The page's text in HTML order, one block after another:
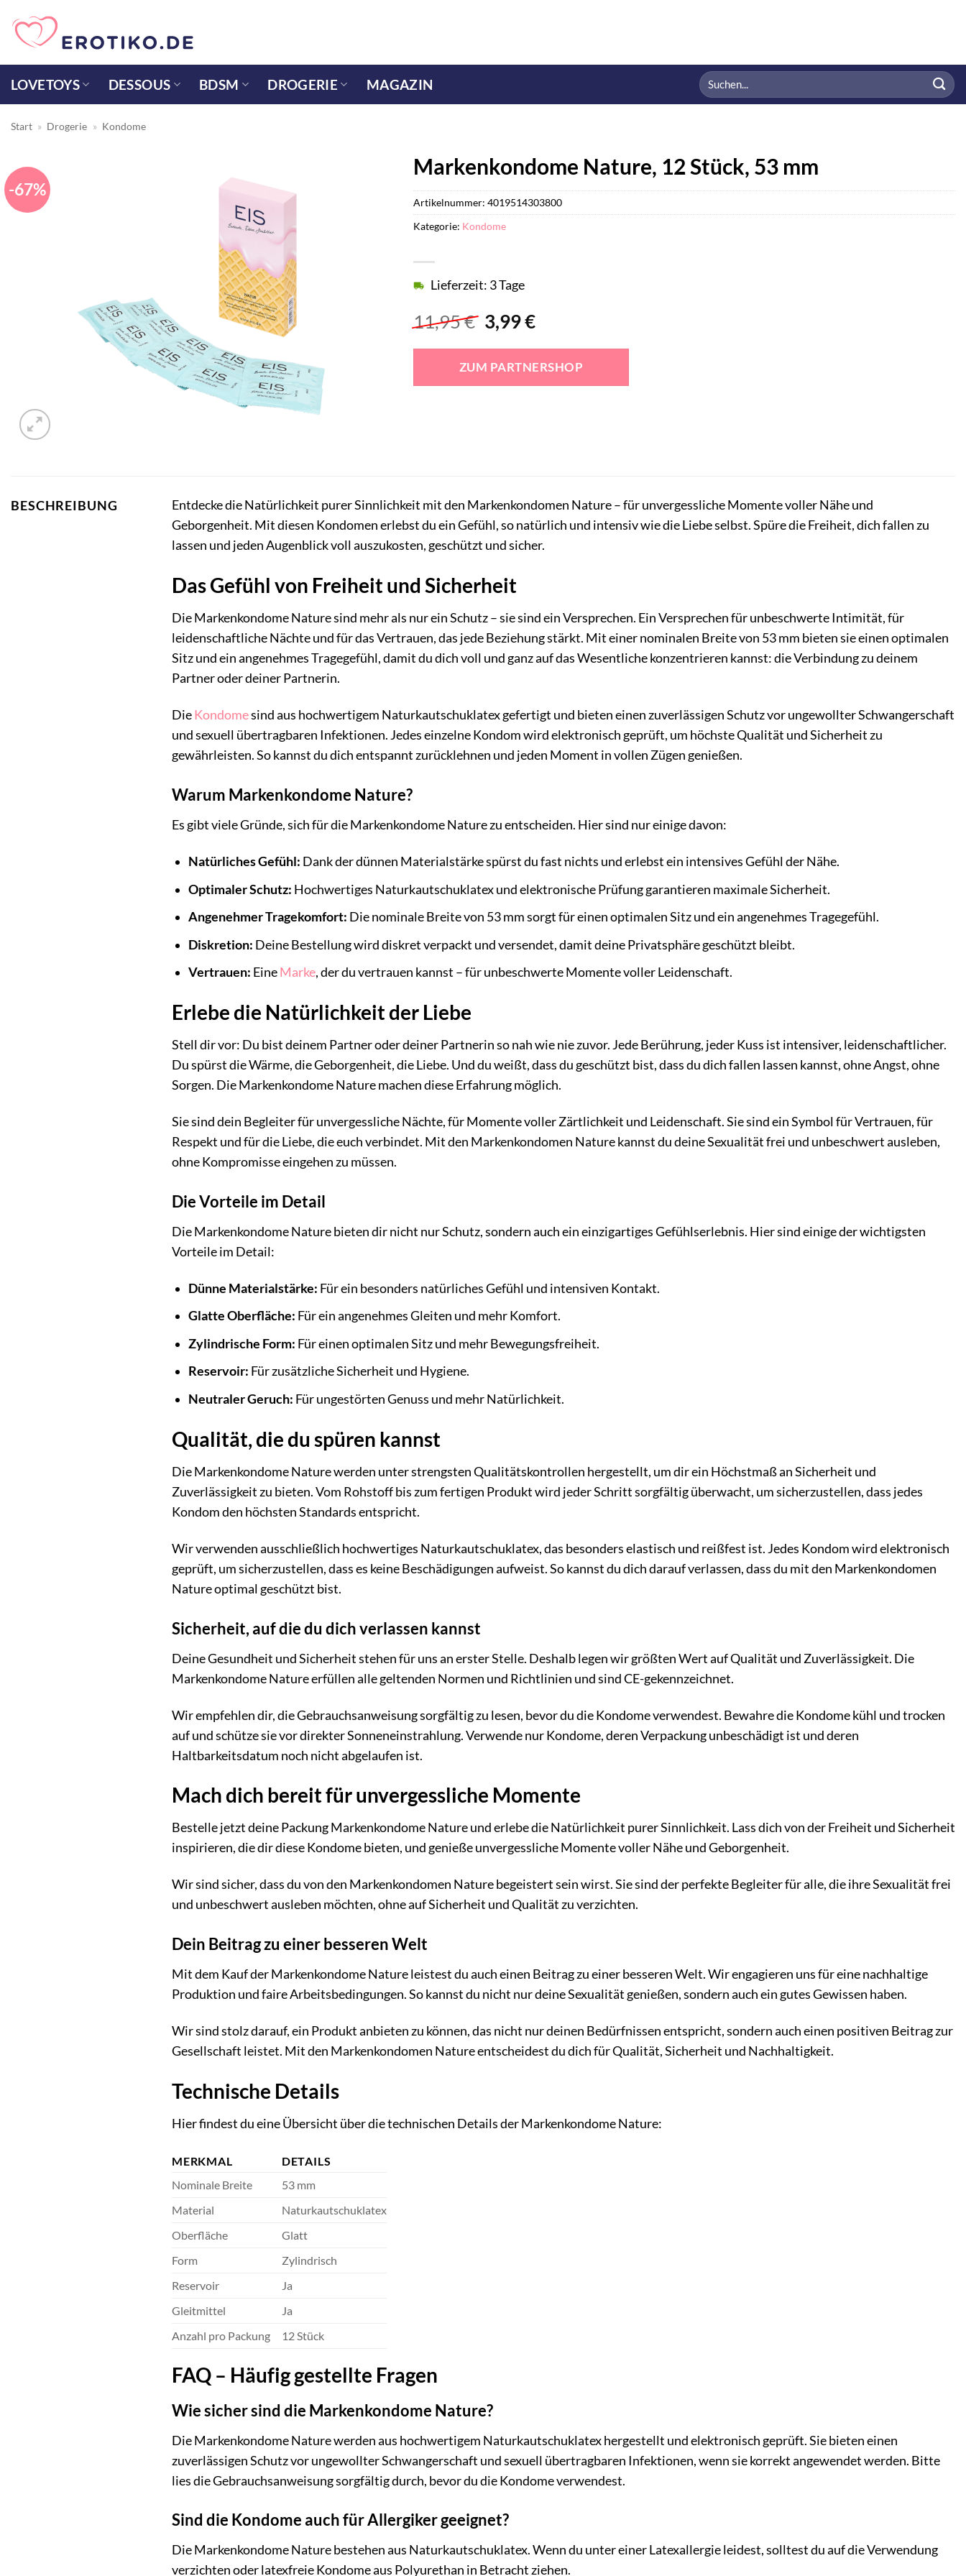
Inhalt
springen
LOVETOYS DESSOUS BDSM DROGERIE MAGAZIN
Suchen
nach:
Start » Drogerie » Kondome
-67%
Markenkondome Nature, 12 Stück, 53 mm
11,95€ Ursprünglicher
Preis
war:
11,95 €
3,99€Aktueller
ist:
3,99 €.
Lieferzeit: 3 Tage
ZUM PARTNERSHOP
Artikelnummer: 4019514303800
Kategorie: Kondome
BESCHREIBUNG
Entdecke die Natürlichkeit purer Sinnlichkeit mit den Markenkondomen Nature – für unvergessliche Momente voller Nähe und
Geborgenheit. Mit diesen Kondomen erlebst du ein Gefühl, so natürlich und intensiv wie die Liebe selbst. Spüre die Freiheit, dich fallen zu
lassen und jeden Augenblick voll auszukosten, geschützt und sicher.
Das Gefühl von Freiheit und Sicherheit
Die Markenkondome Nature sind mehr als nur ein Schutz – sie sind ein Versprechen. Ein Versprechen für unbeschwerte Intimität, für
leidenschaftliche Nächte und für das Vertrauen, das jede Beziehung stärkt. Mit einer nominalen Breite von 53 mm bieten sie einen optimalen
Sitz und ein angenehmes Tragegefühl, damit du dich voll und ganz auf das Wesentliche konzentrieren kannst: die Verbindung zu deinem
Partner oder deiner Partnerin.
DieKondomesind aus hochwertigem Naturkautschuklatex gefertigt und bieten einen zuverlässigen Schutz vor ungewollter Schwangerschaft
und sexuell übertragbaren Infektionen. Jedes einzelne Kondom wird elektronisch geprüft, um höchste Qualität und Sicherheit zu
gewährleisten. So kannst du dich entspannt zurücklehnen und jeden Moment in vollen Zügen genießen.
Warum Markenkondome Nature?
Es gibt viele Gründe, sich für die Markenkondome Nature zu entscheiden. Hier sind nur einige davon:
Natürliches Gefühl: Dank der dünnen Materialstärke spürst du fast nichts und erlebst ein intensives Gefühl der Nähe.
Optimaler Schutz: Hochwertiges Naturkautschuklatex und elektronische Prüfung garantieren maximale Sicherheit.
Angenehmer Tragekomfort: Die nominale Breite von 53 mm sorgt für einen optimalen Sitz und ein angenehmes Tragegefühl.
Diskretion: Deine Bestellung wird diskret verpackt und versendet, damit deine Privatsphäre geschützt bleibt.
Vertrauen: EineMarke, der du vertrauen kannst – für unbeschwerte Momente voller Leidenschaft.
Erlebe die Natürlichkeit der Liebe
Stell dir vor: Du bist deinem Partner oder deiner Partnerin so nah wie nie zuvor. Jede Berührung, jeder Kuss ist intensiver, leidenschaftlicher.
Du spürst die Wärme, die Geborgenheit, die Liebe. Und du weißt, dass du geschützt bist, dass du dich fallen lassen kannst, ohne Angst, ohne
Sorgen. Die Markenkondome Nature machen diese Erfahrung möglich.
Sie sind dein Begleiter für unvergessliche Nächte, für Momente voller Zärtlichkeit und Leidenschaft. Sie sind ein Symbol für Vertrauen, für
Respekt und für die Liebe, die euch verbindet. Mit den Markenkondomen Nature kannst du deine Sexualität frei und unbeschwert ausleben,
ohne Kompromisse eingehen zu müssen.
Die Vorteile im Detail
Die Markenkondome Nature bieten dir nicht nur Schutz, sondern auch ein einzigartiges Gefühlserlebnis. Hier sind einige der wichtigsten
Vorteile im Detail:
Dünne Materialstärke: Für ein besonders natürliches Gefühl und intensiven Kontakt.
Glatte Oberfläche: Für ein angenehmes Gleiten und mehr Komfort.
Zylindrische Form: Für einen optimalen Sitz und mehr Bewegungsfreiheit.
Reservoir: Für zusätzliche Sicherheit und Hygiene.
Neutraler Geruch: Für ungestörten Genuss und mehr Natürlichkeit.
Qualität, die du spüren kannst
Die Markenkondome Nature werden unter strengsten Qualitätskontrollen hergestellt, um dir ein Höchstmaß an Sicherheit und
Zuverlässigkeit zu bieten. Vom Rohstoff bis zum fertigen Produkt wird jeder Schritt sorgfältig überwacht, um sicherzustellen, dass jedes
Kondom den höchsten Standards entspricht.
Wir verwenden ausschließlich hochwertiges Naturkautschuklatex, das besonders elastisch und reißfest ist. Jedes Kondom wird elektronisch
geprüft, um sicherzustellen, dass es keine Beschädigungen aufweist. So kannst du dich darauf verlassen, dass du mit den Markenkondomen
Nature optimal geschützt bist.
Sicherheit, auf die du dich verlassen kannst
Deine Gesundheit und Sicherheit stehen für uns an erster Stelle. Deshalb legen wir größten Wert auf Qualität und Zuverlässigkeit. Die
Markenkondome Nature erfüllen alle geltenden Normen und Richtlinien und sind CE-gekennzeichnet.
Wir empfehlen dir, die Gebrauchsanweisung sorgfältig zu lesen, bevor du die Kondome verwendest. Bewahre die Kondome kühl und trocken
auf und schütze sie vor direkter Sonneneinstrahlung. Verwende nur Kondome, deren Verpackung unbeschädigt ist und deren
Haltbarkeitsdatum noch nicht abgelaufen ist.
Mach dich bereit für unvergessliche Momente
Bestelle jetzt deine Packung Markenkondome Nature und erlebe die Natürlichkeit purer Sinnlichkeit. Lass dich von der Freiheit und Sicherheit
inspirieren, die dir diese Kondome bieten, und genieße unvergessliche Momente voller Nähe und Geborgenheit.
Wir sind sicher, dass du von den Markenkondomen Nature begeistert sein wirst. Sie sind der perfekte Begleiter für alle, die ihre Sexualität frei
und unbeschwert ausleben möchten, ohne auf Sicherheit und Qualität zu verzichten.
Dein Beitrag zu einer besseren Welt
Mit dem Kauf der Markenkondome Nature leistest du auch einen Beitrag zu einer besseren Welt. Wir engagieren uns für eine nachhaltige
Produktion und faire Arbeitsbedingungen. So kannst du nicht nur deine Sexualität genießen, sondern auch ein gutes Gewissen haben.
Wir sind stolz darauf, ein Produkt anbieten zu können, das nicht nur deinen Bedürfnissen entspricht, sondern auch einen positiven Beitrag zur
Gesellschaft leistet. Mit den Markenkondomen Nature entscheidest du dich für Qualität, Sicherheit und Nachhaltigkeit.
Technische Details
Hier findest du eine Übersicht über die technischen Details der Markenkondome Nature:
MERKMAL
DETAILS
Nominale Breite
53 mm
Material
Naturkautschuklatex
Oberfläche
Glatt
Form
Zylindrisch
Reservoir
Ja
Gleitmittel
Ja
Anzahl pro Packung
12 Stück
FAQ – Häufig gestellte Fragen
Wie sicher sind die Markenkondome Nature?
Die Markenkondome Nature werden aus hochwertigem Naturkautschuklatex hergestellt und elektronisch geprüft. Sie bieten einen
zuverlässigen Schutz vor ungewollter Schwangerschaft und sexuell übertragbaren Infektionen, wenn sie korrekt angewendet werden. Bitte
lies die Gebrauchsanweisung sorgfältig durch, bevor du die Kondome verwendest.
Sind die Kondome auch für Allergiker geeignet?
Die Markenkondome Nature bestehen aus Naturkautschuklatex. Wenn du unter einer Latexallergie leidest, solltest du auf die Verwendung
verzichten oder latexfreie Kondome aus Polyurethan in Betracht ziehen.